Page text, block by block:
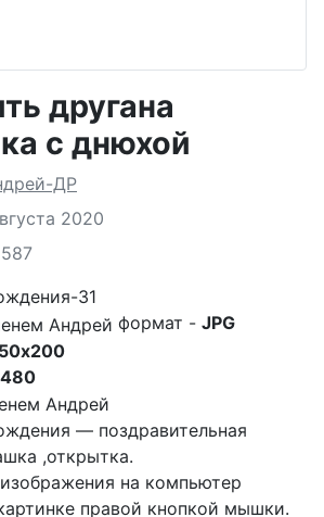
другана
с днюхой
ДР
2020
31
формат - JPG
— поздравительная
,открытка.
на компьютер
правой кнопкой мышки.